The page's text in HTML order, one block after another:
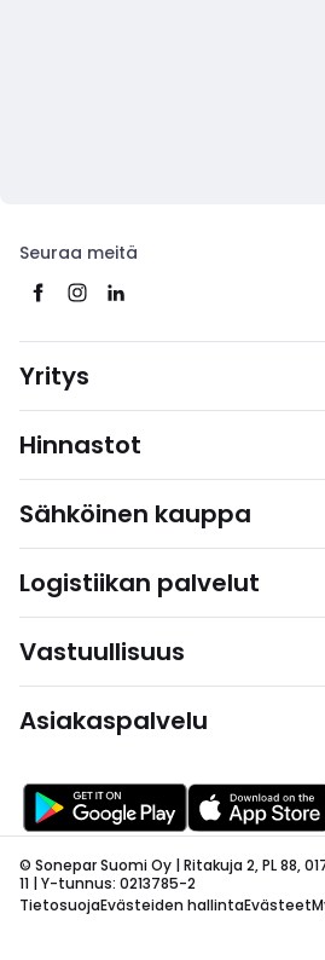
Seuraa meitä
Yritys
Hinnastot
Sähköinen kauppa
Logistiikan palvelut
Vastuullisuus
Asiakaspalvelu
© Sonepar Suomi Oy | Ritakuja 2, PL 88,
11 | Y-tunnus: 0213785-2
TietosuojaEvästeiden hallintaEvästeet